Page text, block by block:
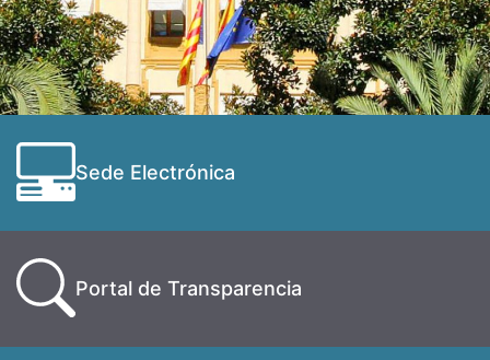
Sede Electrónica
Portal de Transparencia